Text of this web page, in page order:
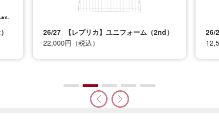
26/27_【レプリカ】ユニフォーム（2nd）
22,000円（税込）
26/